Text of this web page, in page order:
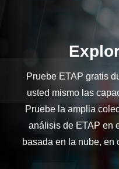
Pruebe ETAP gratis
usted mismo las
Pruebe la amplia
análisis de ETAP en
basada en la nube, en